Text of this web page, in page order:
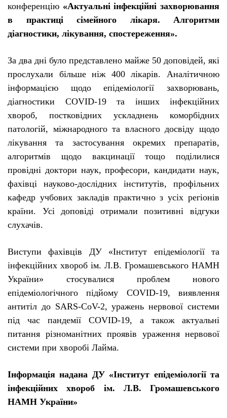
конференцію «Актуальні інфекційні захворювання
в практиці сімейного лікаря. Алгоритми
діагностики, лікування, спостереження».
За два дні було представлено майже 50 доповідей, які
прослухали більше ніж 400 лікарів. Аналітичною
інформацією щодо епідеміології захворювань,
діагностики COVID-19 та інших інфекційних
хвороб, постковідних ускладнень коморбідних
патологій, міжнародного та власного досвіду щодо
лікування та застосування окремих препаратів,
алгоритмів щодо вакцинації тощо поділилися
провідні доктори наук, професори, кандидати наук,
фахівці науково-дослідних інститутів, профільних
кафедр учбових закладів практично з усіх регіонів
країни. Усі доповіді отримали позитивні відгуки
слухачів.
Виступи фахівців
ДУ «Інститут епідеміології та
інфекційних хвороб ім. Л.В. Громашевського НАМН
України»
стосувалися проблем нового
епідеміологічного підйому COVID-19, виявлення
антитіл до SARS-CoV-2, уражень нервової системи
під час пандемії COVID-19, а також актуальні
питання різноманітних проявів ураження нервової
системи при хворобі Лайма.
Інформація надана ДУ «Інститут епідеміології та
інфекційних хвороб ім. Л.В. Громашевського
НАМН України»